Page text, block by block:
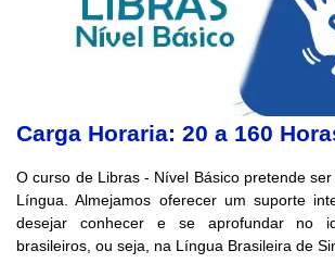
Carga Horaria: 20 a 160
O curso de Libras - Nível Básico pretende
Língua. Almejamos oferecer um suporte
desejar conhecer e se aprofundar no
brasileiros, ou seja, na Língua Brasileira de